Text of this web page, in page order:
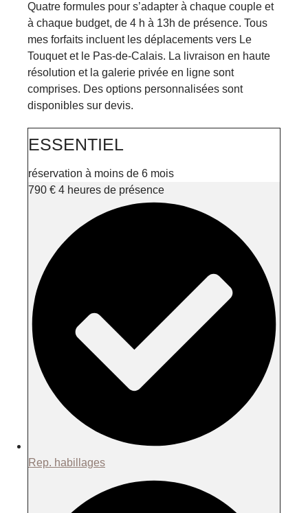
Quatre formules pour s’adapter à chaque couple et
à chaque budget, de 4 h à 13h de présence. Tous
mes forfaits incluent les déplacements vers Le
Touquet et le Pas-de-Calais. La livraison en haute
résolution et la galerie privée en ligne sont
comprises. Des options personnalisées sont
disponibles sur devis.
ESSENTIEL
réservation à moins de 6 mois
790 € 4 heures de présence
Rep. habillages